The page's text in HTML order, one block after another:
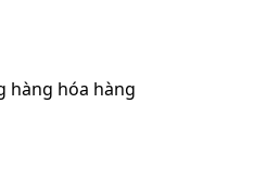
hàng hóa hàng